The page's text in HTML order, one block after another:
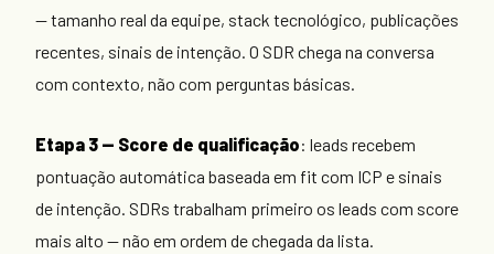
— tamanho real da equipe, stack tecnológico, publicações
recentes, sinais de intenção. O SDR chega na conversa
com contexto, não com perguntas básicas.
Etapa 3 — Score de qualificação: leads recebem
pontuação automática baseada em fit com ICP e sinais
de intenção. SDRs trabalham primeiro os leads com score
mais alto — não em ordem de chegada da lista.